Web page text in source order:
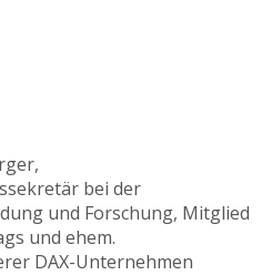
bei der
und Forschung, Mitglied
und ehem.
DAX-Unternehmen